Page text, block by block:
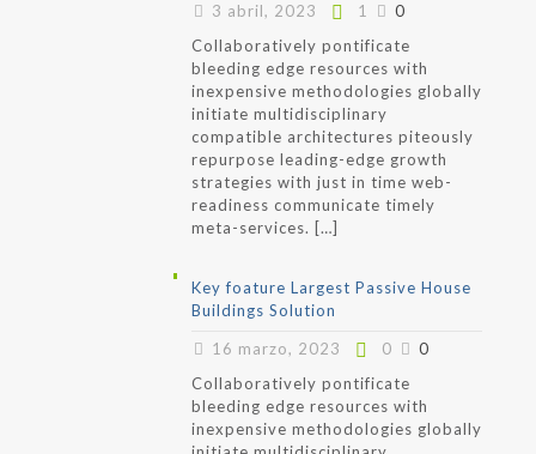
3 abril, 2023
0
1
Collaboratively pontificate
bleeding edge resources with
inexpensive methodologies globally
initiate multidisciplinary
compatible architectures piteously
repurpose leading-edge growth
strategies with just in time web-
readiness communicate timely
meta-services. […]
Key foature Largest Passive House
Buildings Solution
16 marzo, 2023
0
0
Collaboratively pontificate
bleeding edge resources with
inexpensive methodologies globally